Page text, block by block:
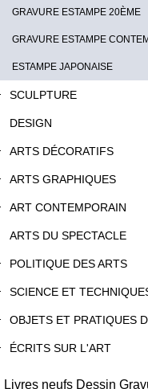
GRAVURE ESTAMPE 20ÈME
GRAVURE ESTAMPE
ESTAMPE JAPONAISE
SCULPTURE
DESIGN
ARTS DÉCORATIFS
ARTS GRAPHIQUES
ART CONTEMPORAIN
ARTS DU SPECTACLE
POLITIQUE DES ARTS
SCIENCE ET
OBJETS ET PRATIQUES
ÉCRITS SUR L'ART
Livres neufs Dessin